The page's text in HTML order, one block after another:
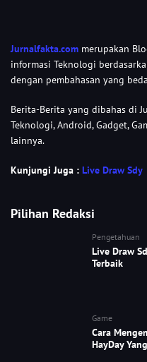
Jurnalfakta.com merupakan
informasi Teknologi
dengan pembahasan yang
Berita-Berita yang dibahas di
Teknologi, Android, Gadget,
lainnya.
Kunjungi Juga : Live Draw Sdy
Pilihan Redaksi
Pengetahuan
Live Draw
Terbaik
Game
Cara
HayDay